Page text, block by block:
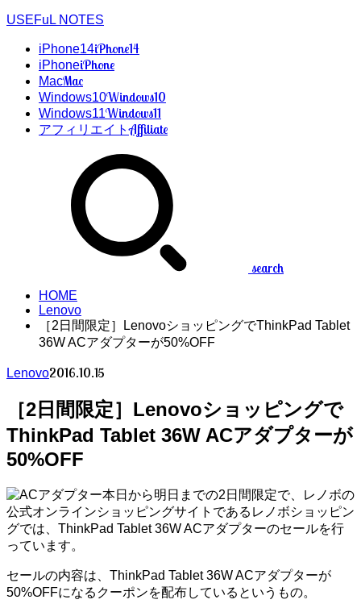
USEFuL NOTES
iPhone14iPhone14
iPhoneiPhone
MacMac
Windows10Windows10
Windows11Windows11
アフィリエイトAffiliate
search
HOME
Lenovo
［2日間限定］LenovoショッピングでThinkPad Tablet
36W ACアダプターが50%OFF
Lenovo2016.10.15
［2日間限定］Lenovoショッピングで
ThinkPad Tablet 36W ACアダプターが
50%OFF
本日から明日までの2日間限定で、レノボの
公式オンラインショッピングサイトであるレノボショッピン
グでは、ThinkPad Tablet 36W ACアダプターのセールを行
っています。
セールの内容は、ThinkPad Tablet 36W ACアダプターが
50%OFFになるクーポンを配布しているというもの。